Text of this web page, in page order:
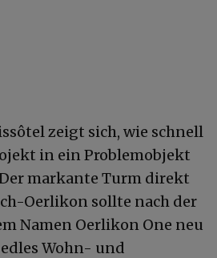
zeigt sich, wie schnell
in ein Problemobjekt
markante Turm direkt
Oerlikon sollte nach der
Namen Oerlikon One neu
Wohn- und